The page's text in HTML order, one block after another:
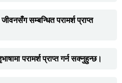
सम्बन्धित परामर्श प्राप्त
परामर्श प्राप्त गर्न सक्नुहुन्छ।